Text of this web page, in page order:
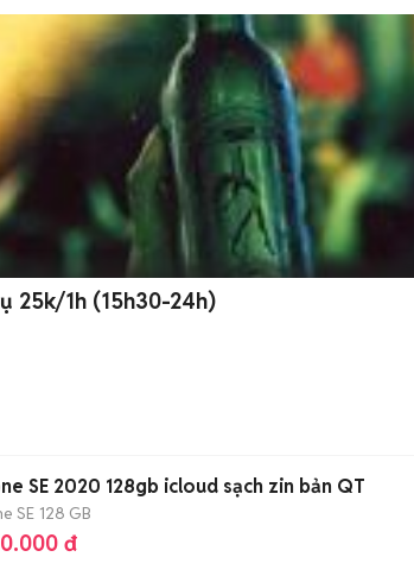
25k/1h (15h30-24h)
SE 2020 128gb icloud sạch zin bản QT
SE 128 GB
đ